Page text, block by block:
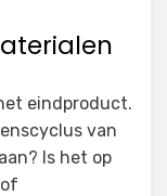
eindproduct.
van
Is het op